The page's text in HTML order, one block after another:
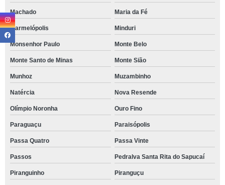
Machado Maria da Fé
Marmelópolis Minduri
Monsenhor Paulo Monte Belo
Monte Santo de Minas Monte Sião
Munhoz Muzambinho
Natércia Nova Resende
Olímpio Noronha Ouro Fino
Paraguaçu Paraisópolis
Passa Quatro Passa Vinte
Passos Pedralva Santa Rita do Sapucaí
Piranguinho Piranguçu